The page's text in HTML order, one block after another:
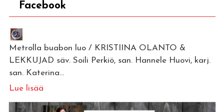
Facebook
Metrolla buabon luo / KRISTIINA OLANTO &
LEKKUJAD säv. Soili Perkiö, san. Hannele Huovi, karj.
san. Katerina...
Lue lisää